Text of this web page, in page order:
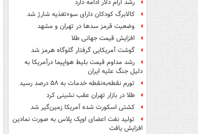
رشد آرام دلار ادامه دارد
کالابرگ کودکان دارای سوءتغذیه شارژ شد
وضعیت قرمز سدها در تهران و مشهد
افزایش قیمت جهانی طلا
گوشت آمریکایی گرفتار گلوگاه هرمز شد
رشد مداوم قیمت بلیط هواپیما درآمریکا به
دلیل جنگ علیه ایران
تورم نقطه‌به‌نقطه خدمات به ۵۸ درصد رسید
طلا در بازار تهران عقب نشینی کرد
کشتی اسکورت شده آمریکا زمین‌گیر شد
تولید نفت اعضای اوپک پلاس به صورت نمادین
افزایش یافت